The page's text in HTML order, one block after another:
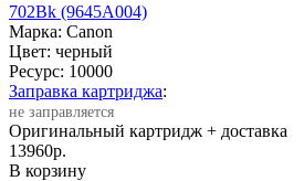
702Bk (9645A004)
Марка: Canon
Цвет: черный
Ресурс: 10000
Заправка картриджа:
не заправляется
Оригинальный картридж + доставка
13960р.
В корзину